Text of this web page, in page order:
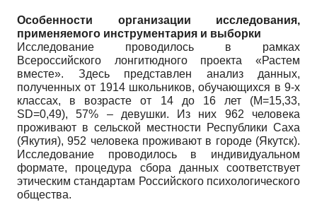
Особенности организации исследования,
применяемого инструментария и выборки
Исследование проводилось в рамках
Всероссийского лонгитюдного проекта «Растем
вместе». Здесь представлен анализ данных,
полученных от 1914 школьников, обучающихся в 9-х
классах, в возрасте от 14 до 16 лет (M=15,33,
SD=0,49), 57% – девушки. Из них 962 человека
проживают в сельской местности Республики Саха
(Якутия), 952 человека проживают в городе (Якутск).
Исследование проводилось в индивидуальном
формате, процедура сбора данных соответствует
этическим стандартам Российского психологического
общества.